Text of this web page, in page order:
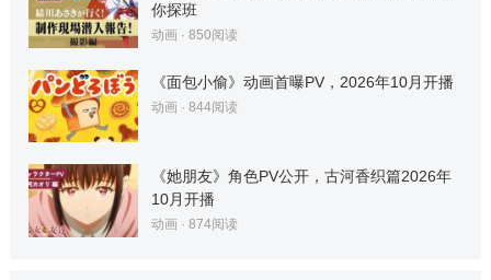
你探班
动画· 850阅读
《面包小偷》动画首曝PV，2026年10月开播
动画· 844阅读
《她朋友》角色PV公开，古河香织篇2026年
10月开播
动画· 874阅读